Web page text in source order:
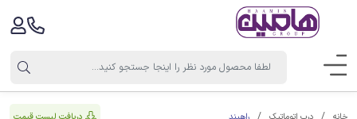
راهبند دریافت لیست قیمت